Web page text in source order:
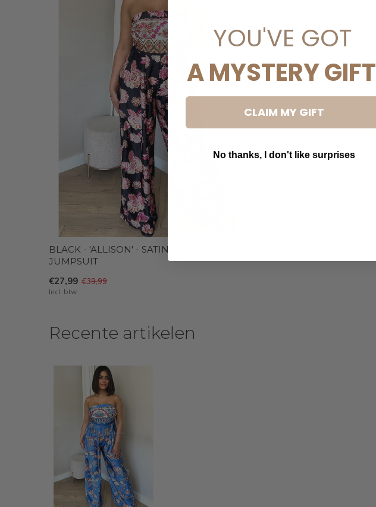
BLACK - 'ALLISON' - SATIN FLORAL STRAPLESS
JUMPSUIT
€27,99 €39,99
Incl. btw
Recente artikelen
YOU'VE GOT
A MYSTERY GIFT
CLAIM MY GIFT
No thanks, I don't like surprises